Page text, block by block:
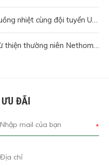
nhiệt cùng đội tuyển U23 Việt Nam
thường niên Nethome năm 2018
ĐÃI
*